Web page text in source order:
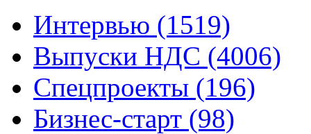
Интервью (1519)
Выпуски НДС (4006)
Спецпроекты (196)
Бизнес-старт (98)